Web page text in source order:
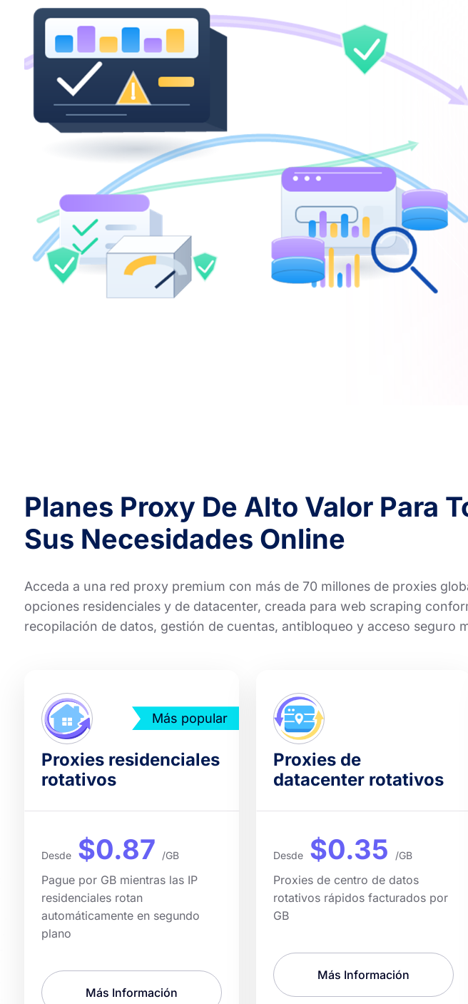
Planes Proxy De Alto Valor Para
Sus Necesidades Online
Acceda a una red proxy premium con más de 70 millones de proxies
opciones residenciales y de datacenter, creada para web scraping
recopilación de datos, gestión de cuentas, antibloqueo y acceso seguro
Más popular
Proxies residenciales
rotativos
Desde $0.87 /GB
Pague por GB mientras las IP
residenciales rotan
automáticamente en segundo
plano
Más Información
Proxies de
datacenter rotativos
Desde $0.35 /GB
Proxies de centro de datos
rotativos rápidos facturados por
GB
Más Información